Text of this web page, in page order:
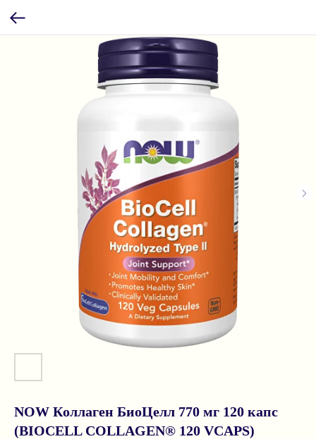
NOW Коллаген БиоЦелл 770 мг 120 капс
(BIOCELL COLLAGEN® 120 VCAPS)